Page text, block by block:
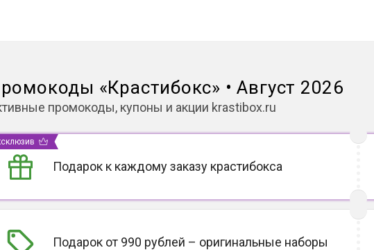
«Крастибокс» •Август 2026
промокоды, купоны и акции krastibox.ru
Подарок к каждому заказу крастибокса
Подарок от 990 рублей – оригинальные наборы